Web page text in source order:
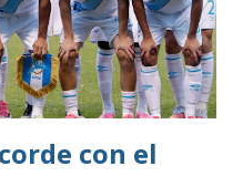
con el